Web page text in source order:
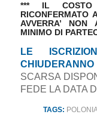
*** IL COSTO
RICONFERMATO
AVVERRA’ NON
MINIMO DI
LE
SCARSA
FEDE LA DATA
TAGS: